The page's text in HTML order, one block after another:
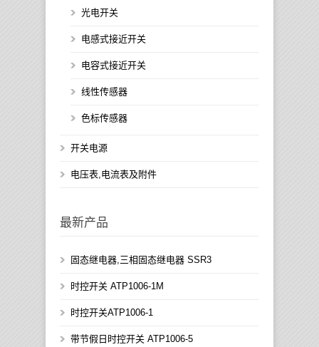
光电开关
电感式接近开关
电容式接近开关
线性传感器
色标传感器
开关电源
电压表,电流表及附件
最新产品
固态继电器,三相固态继电器 SSR3
时控开关 ATP1006-1M
时控开关ATP1006-1
带节假日时控开关 ATP1006-5